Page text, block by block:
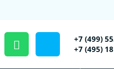
+7 (499)
+7 (495)